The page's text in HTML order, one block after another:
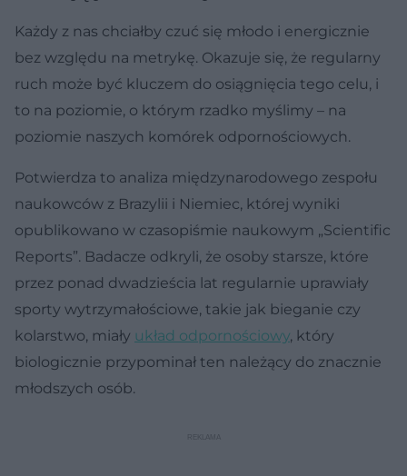
Każdy z nas chciałby czuć się młodo i energicznie
bez względu na metrykę. Okazuje się, że regularny
ruch może być kluczem do osiągnięcia tego celu, i
to na poziomie, o którym rzadko myślimy – na
poziomie naszych komórek odpornościowych.
Potwierdza to analiza międzynarodowego zespołu
naukowców z Brazylii i Niemiec, której wyniki
opublikowano w czasopiśmie naukowym „Scientific
Reports”. Badacze odkryli, że osoby starsze, które
przez ponad dwadzieścia lat regularnie uprawiały
sporty wytrzymałościowe, takie jak bieganie czy
kolarstwo, miały układ odpornościowy, który
biologicznie przypominał ten należący do znacznie
młodszych osób.